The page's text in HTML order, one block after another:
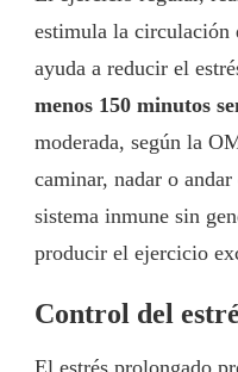
estimula la circulación
ayuda a reducir el
menos 150 minutos
moderada, según la
caminar, nadar o
sistema inmune sin
producir el ejercicio
Control del